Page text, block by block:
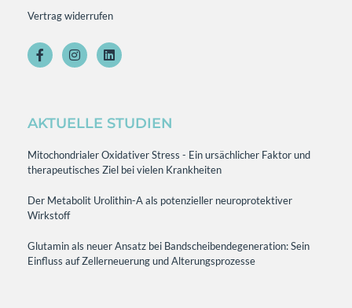
Vertrag widerrufen
AKTUELLE STUDIEN
Mitochondrialer Oxidativer Stress - Ein ursächlicher Faktor und
therapeutisches Ziel bei vielen Krankheiten
Der Metabolit Urolithin-A als potenzieller neuroprotektiver
Wirkstoff
Glutamin als neuer Ansatz bei Bandscheibendegeneration: Sein
Einfluss auf Zellerneuerung und Alterungsprozesse